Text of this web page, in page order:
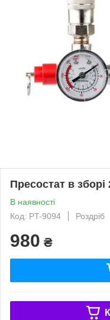
Пресостат в
В наявності
Код: PT-9094
Роздріб
980 ₴